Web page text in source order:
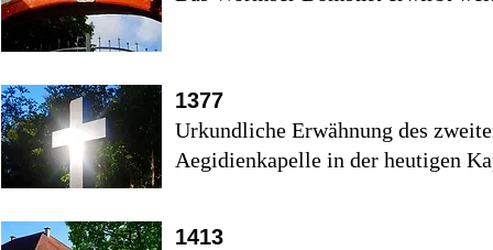
1377
Urkundliche Erwähnung des
Aegidienkapelle in der heutigen
1413